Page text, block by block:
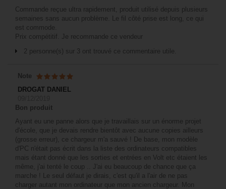
Commande reçue ultra rapidement, produit utilisé depuis plusieurs
semaines sans aucun problème. Le fil côté prise est long, ce qui
est commode.
Prix compétitif. Je recommande ce vendeur
2 personne(s) sur 3 ont trouvé ce commentaire utile.
Note
DROGAT DANIEL
Bon produit
Ayant eu une panne alors que je travaillais sur un énorme projet
d'école, que je devais rendre bientôt avec aucune copies ailleurs
(grosse erreur), ce chargeur m'a sauvé ! De base, mon modèle
d'PC n'était pas écrit dans la liste des ordinateurs compatibles
mais étant donné que les sorties et entrées en Volt etc étaient les
même, j'ai tenté le coup .. J'ai eu beaucoup de chance que ça
marche ! Le seul défaut je dirais, c'est qu'il a l'air de ne pas
charger autant mon ordinateur que mon ancien chargeur. Mon